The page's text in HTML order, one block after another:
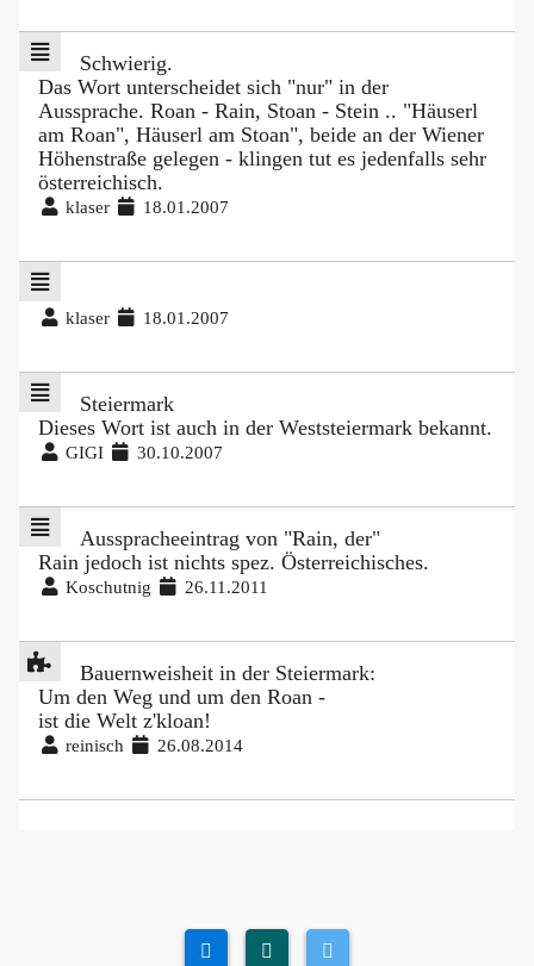
Schwierig.
Das Wort unterscheidet sich "nur" in der
Aussprache. Roan - Rain, Stoan - Stein .. "Häuserl
am Roan", Häuserl am Stoan", beide an der Wiener
Höhenstraße gelegen - klingen tut es jedenfalls sehr
österreichisch.
klaser 18.01.2007
klaser 18.01.2007
Steiermark
Dieses Wort ist auch in der Weststeiermark bekannt.
GIGI 30.10.2007
Ausspracheeintrag von "Rain, der"
Rain jedoch ist nichts spez. Österreichisches.
Koschutnig 26.11.2011
Bauernweisheit in der Steiermark:
Um den Weg und um den Roan -
ist die Welt z'kloan!
reinisch 26.08.2014